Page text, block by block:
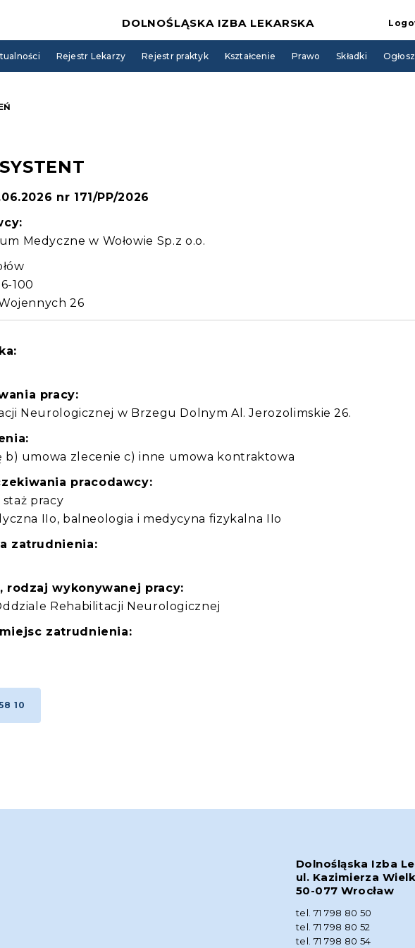
DOLNOŚLĄSKA IZBA LEKARSKA
Rejestr Lekarzy Rejestr praktyk Kształcenie Prawo Składki
nr 171/PP/2026
Medyczne w Wołowie Sp.z o.o.
100
26
pracy:
Neurologicznej w Brzegu Dolnym Al. Jerozolimskie 26.
b) umowa zlecenie c) inne umowa kontraktowa
pracodawcy:
pracy
IIo, balneologia i medycyna fizykalna IIo
zatrudnienia:
rodzaj wykonywanej pracy:
Rehabilitacji Neurologicznej
zatrudnienia:
10
Dolnośląska Izba
ul. Kazimierza
50-077 Wrocław
tel. 71 798 80 50
tel. 71 798 80 52
tel. 71 798 80 54